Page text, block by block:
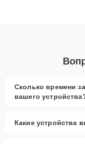
Сколько времени
вашего
Какие устройства